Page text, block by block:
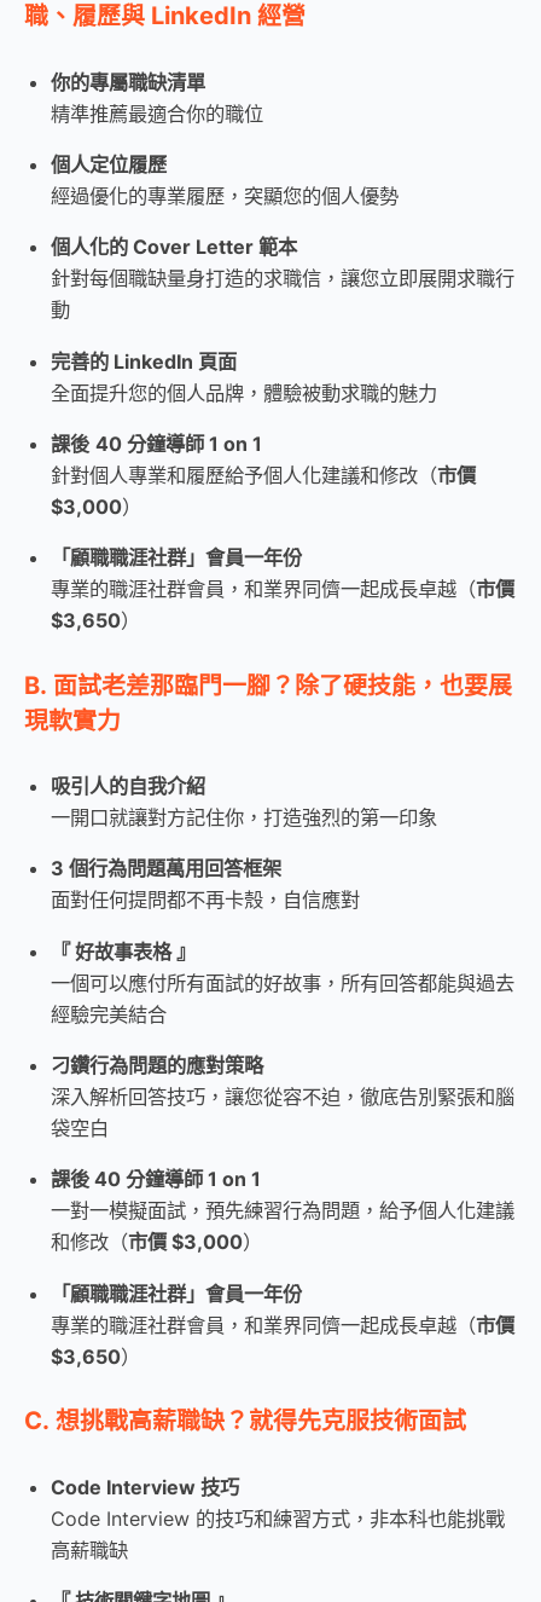
職、履歷與 LinkedIn 經營
你的專屬職缺清單
精準推薦最適合你的職位
個人定位履歷
經過優化的專業履歷，突顯您的個人優勢
個人化的 Cover Letter 範本
針對每個職缺量身打造的求職信，讓您立即展開求職行
動
完善的 LinkedIn 頁面
全面提升您的個人品牌，體驗被動求職的魅力
課後 40 分鐘導師 1 on 1
針對個人專業和履歷給予個人化建議和修改（市價
$3,000）
「顧職職涯社群」會員一年份
專業的職涯社群會員，和業界同儕一起成長卓越（市價
$3,650）
B. 面試老差那臨門一腳？除了硬技能，也要展
現軟實力
吸引人的自我介紹
一開口就讓對方記住你，打造強烈的第一印象
3 個行為問題萬用回答框架
面對任何提問都不再卡殼，自信應對
『 好故事表格 』
一個可以應付所有面試的好故事，所有回答都能與過去
經驗完美結合
刁鑽行為問題的應對策略
深入解析回答技巧，讓您從容不迫，徹底告別緊張和腦
袋空白
課後 40 分鐘導師 1 on 1
一對一模擬面試，預先練習行為問題，給予個人化建議
和修改（市價 $3,000）
「顧職職涯社群」會員一年份
專業的職涯社群會員，和業界同儕一起成長卓越（市價
$3,650）
C. 想挑戰高薪職缺？就得先克服技術面試
Code Interview 技巧
Code Interview 的技巧和練習方式，非本科也能挑戰
高薪職缺